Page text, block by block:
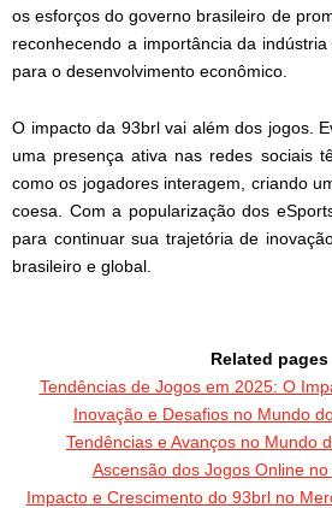
os esforços do governo brasileiro de
reconhecendo a importância da
para o desenvolvimento econômico.
O impacto da 93brl vai além dos jogos.
uma presença ativa nas redes sociais
como os jogadores interagem, criando
coesa. Com a popularização dos
para continuar sua trajetória de
brasileiro e global.
Related pages
Tendências de Jogos em 2025: O
Inovação e Desafios no Mundo
Tendências e Avanços no Mundo
Ascensão dos Jogos Online
Impacto e Crescimento do 93brl no